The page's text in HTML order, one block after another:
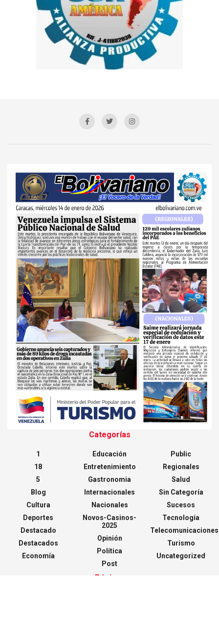
Categorías
1
18
5
Blog
Cultura
Deportes
Destacado
Destacados
Economía
Educación
Entretenimiento
Gastronomia
Internacionales
Nacionales
Novos-Casinos-
2025
Opinión
Política
Post
Public
Regionales
Salud
Sin Categoría
Sucesos
Tecnología
Telecomunicaciones
Turismo
Uncategorized
Páginas